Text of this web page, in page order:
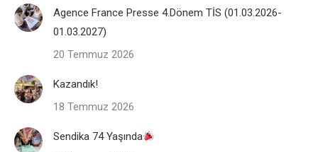
Agence France Presse 4.Dönem TİS (01.03.2026-
01.03.2027)
20 Temmuz 2026
Kazandık!
18 Temmuz 2026
Sendika 74 Yaşında